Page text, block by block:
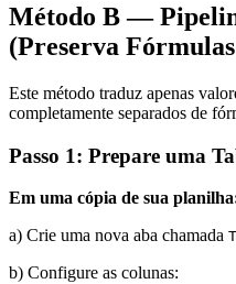
Método B —
(Preserva
Este método traduz apenas
completamente separados de
Passo 1: Prepare uma
Em uma cópia de sua
a) Crie uma nova aba chamada
b) Configure as colunas: